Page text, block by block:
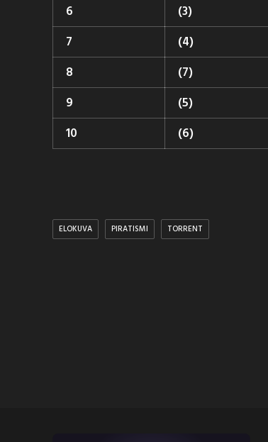
6
(3)
7
(4)
8
(7)
9
(5)
10
(6)
ELOKUVA PIRATISMI TORRENT